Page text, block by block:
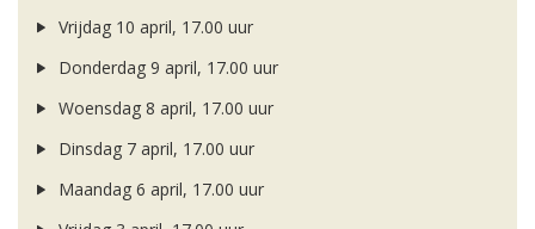
Vrijdag 10 april, 17.00 uur
Donderdag 9 april, 17.00 uur
Woensdag 8 april, 17.00 uur
Dinsdag 7 april, 17.00 uur
Maandag 6 april, 17.00 uur